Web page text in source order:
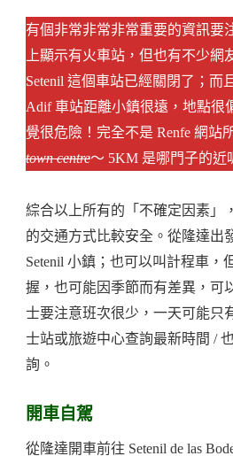
有個非常非常非常重要的資訊要
上顯示有火車站，但也有不少網
Setenil 這個車站已經關閉了；而
Adif 車站距離小鎮很遠，地點很
覺很危險！完全不是 Renfe 網站
town centre～ 5KM 是哪門子的近
綜合以上所有的「不確定因素」
的交通方式比較安全。從隆達出
Setenil 小鎮；也可以叫計程車，
握，也可能因季節而有差異，可
士要注意班次很少，一天可能只
士站或旅遊中心查詢最新時間 /
詢。
開車自駕
從隆達開車前往 Setenil de las